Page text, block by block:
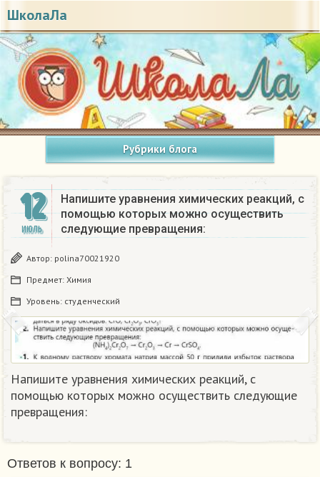
ШколаЛа
Рубрики блога
12
ИЮЛЬ
Напишите уравнения химических реакций, с
помощью которых можно осуществить
следующие превращения:​
Автор: polina70021920
Предмет: Химия
Уровень: студенческий
Напишите уравнения химических реакций, с
помощью которых можно осуществить следующие
превращения:​
Ответов к вопросу: 1